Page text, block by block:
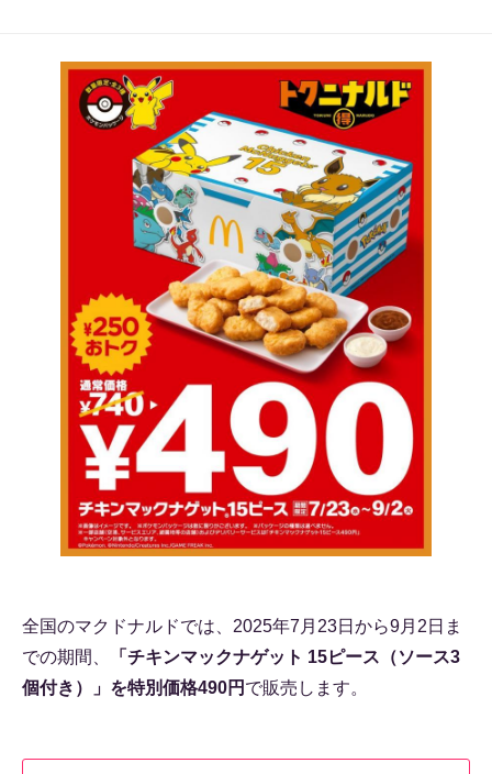
全国のマクドナルドでは、2025年7月23日から9月2日ま
での期間、
「チキンマックナゲット 15ピース（ソース3
個付き）」を特別価格490円 で販売します。